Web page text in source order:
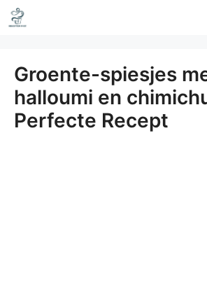
Ga
naar
inhoud
Groente-spiesjes
halloumi en
Perfecte Recept